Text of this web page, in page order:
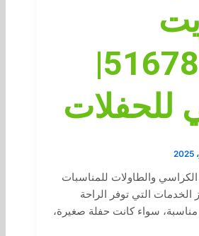
|51678199|
للحفلات
والطاولات للمناسبات
الخدمات التي توفر الراحة
مناسبة، سواء كانت حفلة صغيرة،